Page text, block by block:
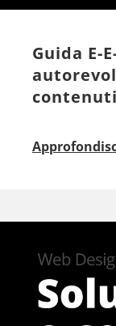
Guida E-
contenuti